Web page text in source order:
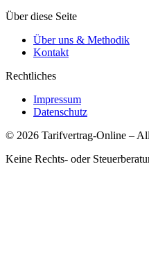
Über diese Seite
Über uns & Methodik
Kontakt
Rechtliches
Impressum
Datenschutz
© 2026 Tarifvertrag-Online –
Keine Rechts- oder